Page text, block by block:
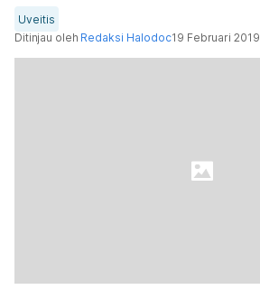
Uveitis
Ditinjau oleh Redaksi Halodoc19 Februari 2019